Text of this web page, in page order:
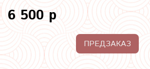
6 500 р
ПРЕДЗАКАЗ